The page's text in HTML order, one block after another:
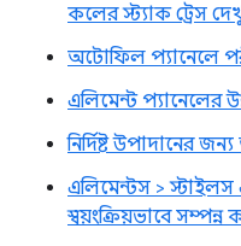
কলের স্ট্যাক ট্রেস
অটোফিল প্যানেলে
এলিমেন্ট প্যানেলের
নির্দিষ্ট উপাদানের
এলিমেন্টস > স্টাইলস
স্বয়ংক্রিয়ভাবে সম্পন্ন